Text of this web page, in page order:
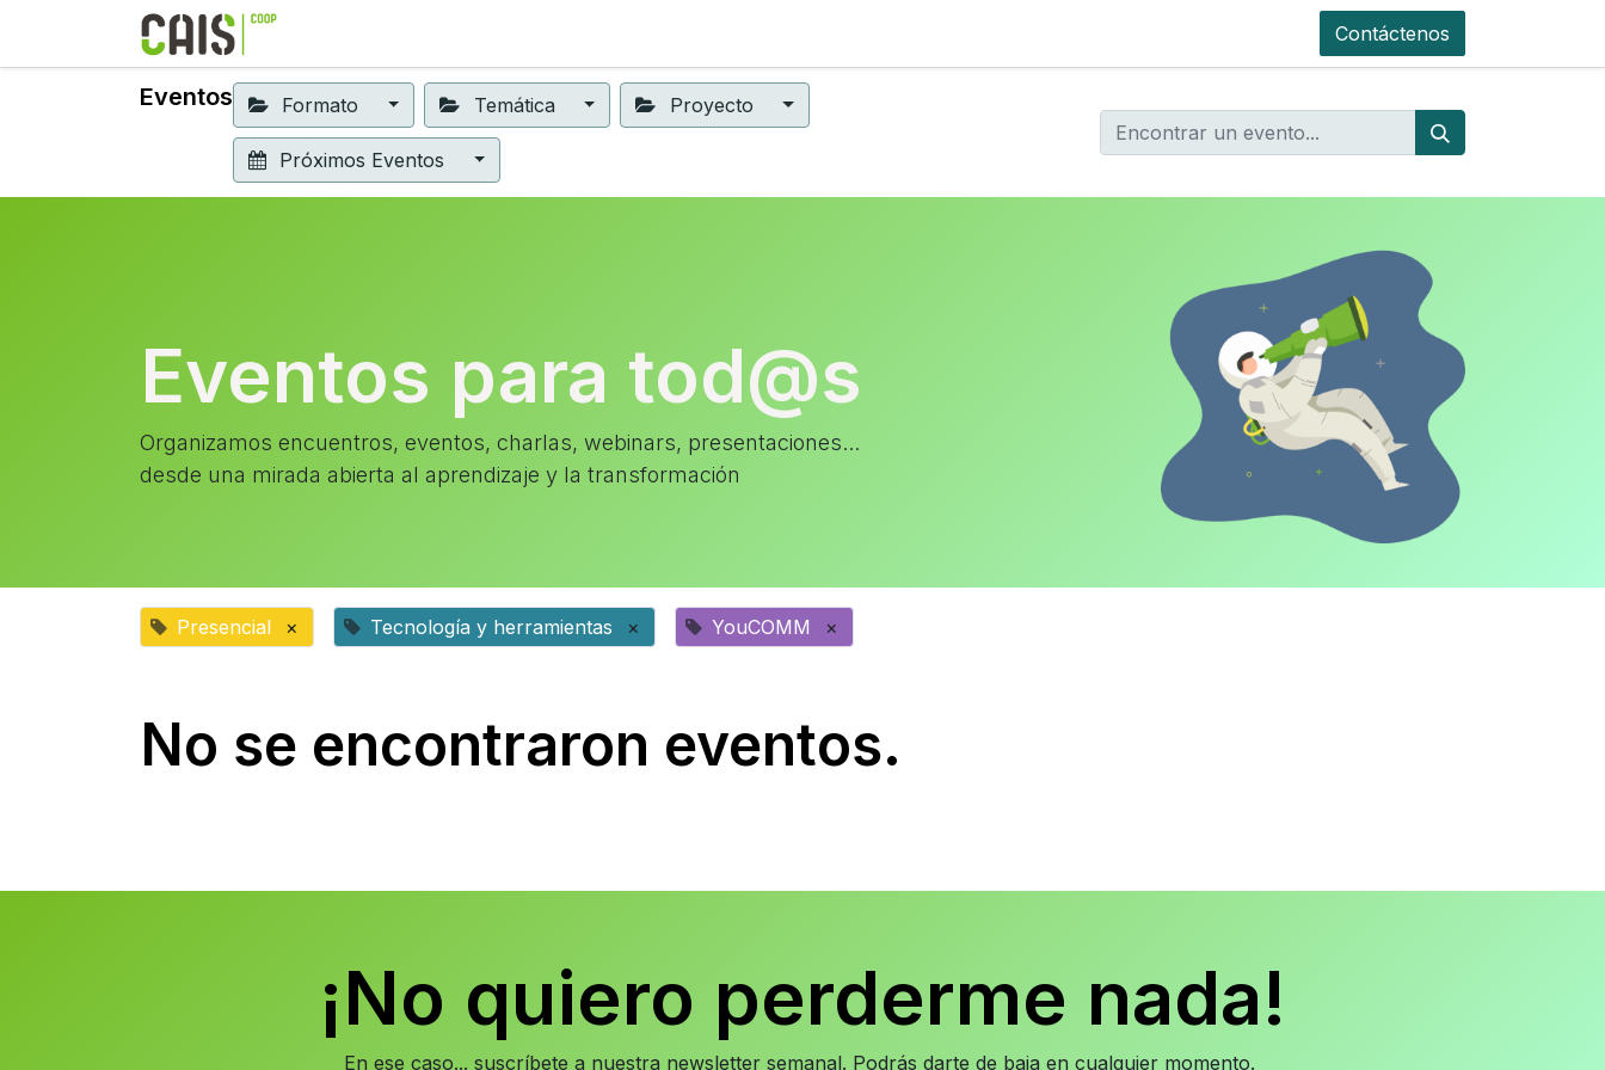
Contáctenos
Eventos Formato Temática Proyecto
Próximos Eventos
Eventos para tod@s
Organizamos encuentros, eventos, charlas, webinars, presentaciones...
desde una mirada abierta al aprendizaje y la transformación
Presencial × Tecnología y herramientas × YouCOMM ×
No se encontraron eventos.
¡No quiero perderme nada!
En ese caso... suscríbete a nuestra newsletter semanal. Podrás darte de baja en cualquier momento.